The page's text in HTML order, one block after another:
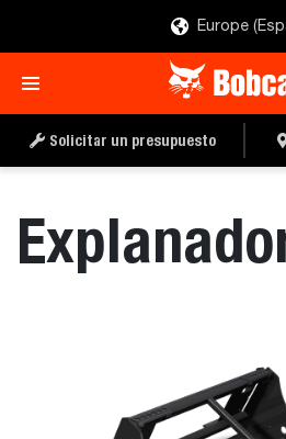
Europe
Solicitar un presupuesto